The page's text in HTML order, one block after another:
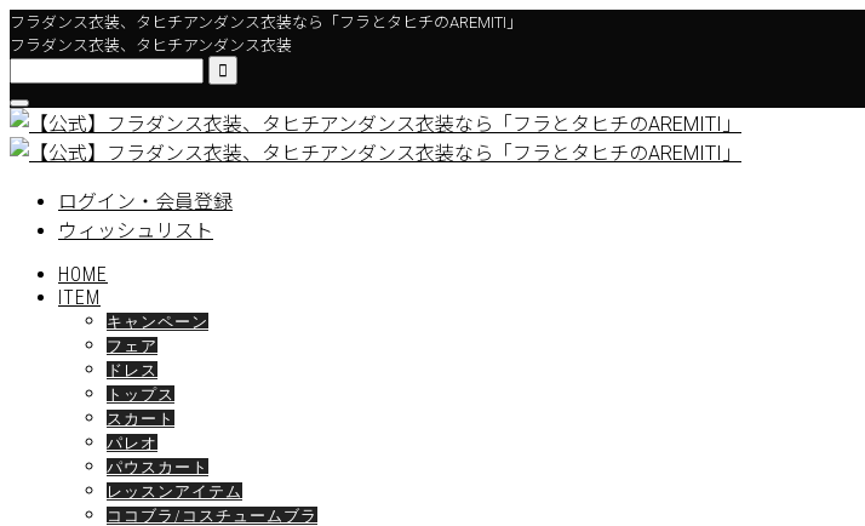
フラダンス衣装、タヒチアンダンス衣装なら「フラとタヒチのAREMITI」
フラダンス衣装、タヒチアンダンス衣装

ログイン・会員登録
ウィッシュリスト
HOME
ITEM
キャンペーン
フェア
ドレス
トップス
スカート
パレオ
パウスカート
レッスンアイテム
ココブラ/コスチュームブラ